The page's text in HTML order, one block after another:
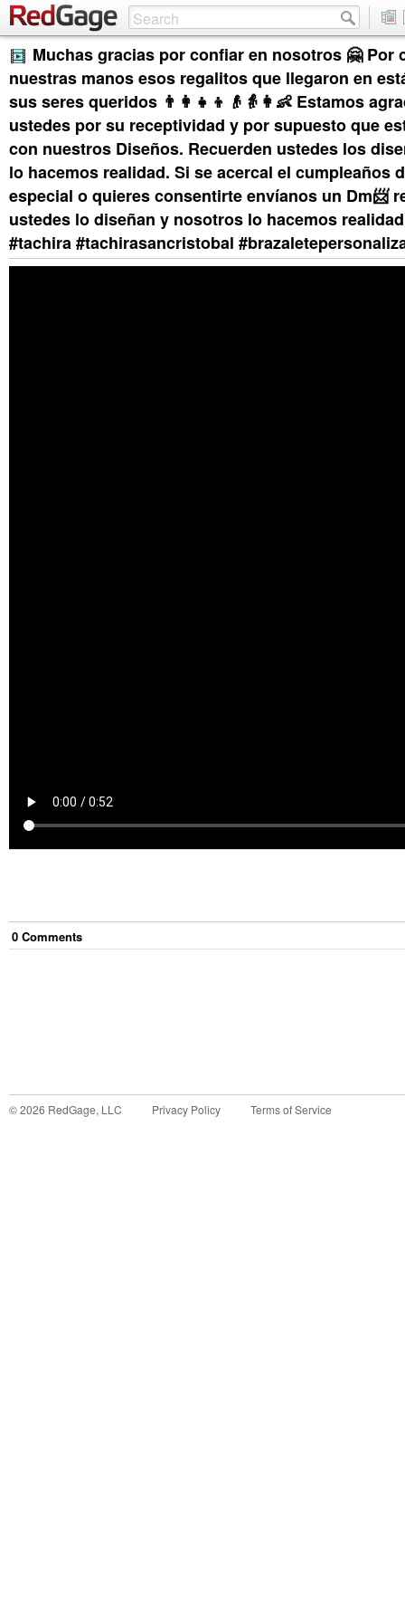
Muchas gracias por confiar en nosotros 🤗 Por
nuestras manos esos regalitos que llegaron en
sus seres queridos 👨‍👩‍👧‍👦👴👵👩👶 Estamos
ustedes por su receptividad y por supuesto que
con nuestros Diseños. Recuerden ustedes los
lo hacemos realidad. Si se acercal el cumpleaños
especial o quieres consentirte envíanos un Dm📨
ustedes lo diseñan y nosotros lo hacemos
#tachira #tachirasancristobal
0 Comments
©2026 RedGage, LLC Privacy Policy Terms of Service